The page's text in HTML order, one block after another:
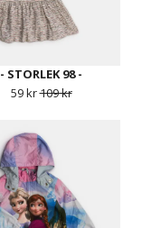
- STORLEK 98 -
59 kr109 kr